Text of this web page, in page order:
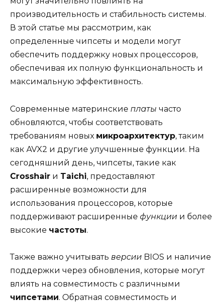
производительность и стабильность системы.
В этой статье мы рассмотрим, как
определенные чипсеты и модели могут
обеспечить поддержку новых процессоров,
обеспечивая их полную функциональность и
максимальную эффективность.
Современные материнские платы часто
обновляются, чтобы соответствовать
требованиям новых микроархитектур, таким
как AVX2 и другие улучшенные функции. На
сегодняшний день, чипсеты, такие как
Crosshair и Taichi, предоставляют
расширенные возможности для
использования процессоров, которые
поддерживают расширенные функции и более
высокие частоты.
Также важно учитывать версии BIOS и наличие
поддержки через обновления, которые могут
влиять на совместимость с различными
чипсетами. Обратная совместимость и